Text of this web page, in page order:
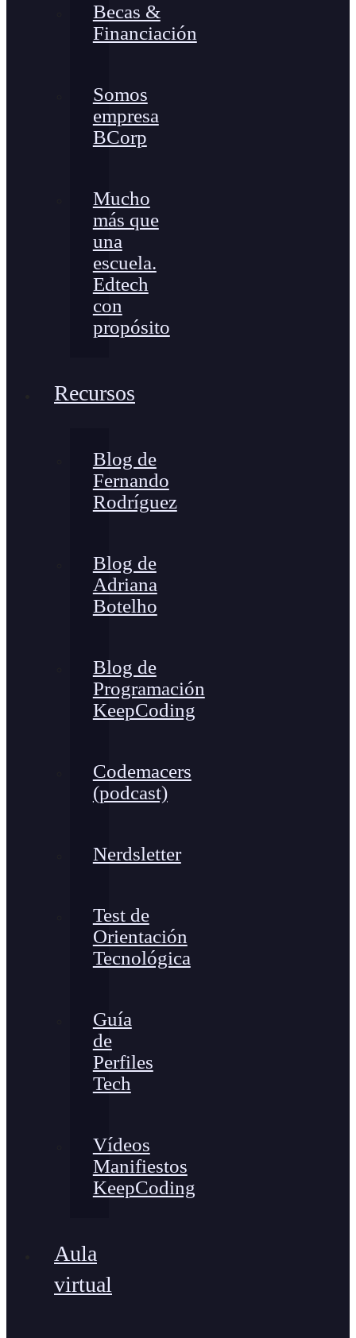
Becas &
Financiación
Somos
empresa
BCorp
Mucho
más que
una
escuela.
Edtech
con
propósito
Recursos
Blog de
Fernando
Rodríguez
Blog de
Adriana
Botelho
Blog de
Programación
KeepCoding
Codemacers
(podcast)
Nerdsletter
Test de
Orientación
Tecnológica
Guía
de
Perfiles
Tech
Vídeos
Manifiestos
KeepCoding
Aula
virtual